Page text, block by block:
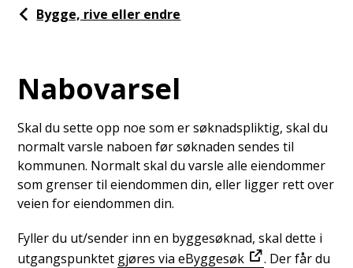
Du er her:
Bygge, rive eller endre
Nabovarsel
Skal du sette opp noe som er søknadspliktig, skal du
normalt varsle naboen før søknaden sendes til
kommunen. Normalt skal du varsle alle eiendommer
som grenser til eiendommen din, eller ligger rett over
veien for eiendommen din.
Fyller du ut/sender inn en byggesøknad, skal dette i
utgangspunktet gjøres via eByggesøk
. Der får du